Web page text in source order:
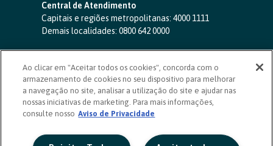
Central de Atendimento
Capitais e regiões metropolitanas: 4000 1111
Demais localidades: 0800 642 0000
SAC 24 horas-0800 724 4420
Ouvidoria
0800 725 0996
(de segunda a sexta, das 8h às 20h)
ouvidoriasicoob.com.br
Deficientes auditivos ou de fala
Ao clicar em "Aceitar todos os cookies", concorda com o
armazenamento de cookies no seu dispositivo para melhorar
a navegação no site, analisar a utilização do site e ajudar nas
nossas iniciativas de marketing. Para mais informações,
consulte nosso Aviso de Privacidade